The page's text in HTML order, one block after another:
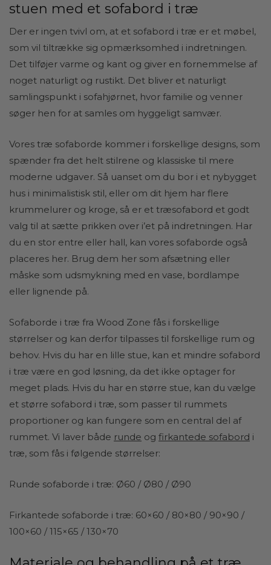
stuen med et sofabord i træ
Der er ingen tvivl om, at et sofabord i træ er et møbel,
som vil tiltrække sig opmærksomhed i indretningen.
Det tilføjer varme og kant og giver en fornemmelse af
noget naturligt og rustikt. Det bliver et naturligt
samlingspunkt i sofahjørnet, hvor familie og venner
søger hen for at samles om hyggeligt samvær.
Vores træ sofaborde kommer i forskellige designs, som
spænder fra det helt stilrene og klassiske til mere
moderne udgaver. Så uanset om du bor i et nybygget
hus i minimalistisk stil, eller om dit hjem har flere
krummelurer og kroge, så er et træsofabord et godt
valg til at sætte prikken over i’et på indretningen. Har
du en stor entre eller hall, kan vores sofaborde også
placeres her. Brug dem her som afsætning eller
måske som udsmykning med en vase, bordlampe
eller lignende på.
Sofaborde i træ fra Wood Zone fås i forskellige
størrelser og kan derfor tilpasses til forskellige rum og
behov. Hvis du har en lille stue, kan et mindre sofabord
i træ være en god løsning, da det ikke optager for
meget plads. Hvis du har en større stue, kan du vælge
et større sofabord i træ, som passer til rummets
proportioner og kan fungere som en central del af
rummet. Vi laver både runde og firkantede sofabord i
træ, som fås i følgende størrelser:
Runde sofaborde i træ: Ø60 / Ø80 / Ø90
Firkantede sofaborde i træ: 60×60 / 80×80 / 90×90 /
100×60 / 115×65 / 130×70